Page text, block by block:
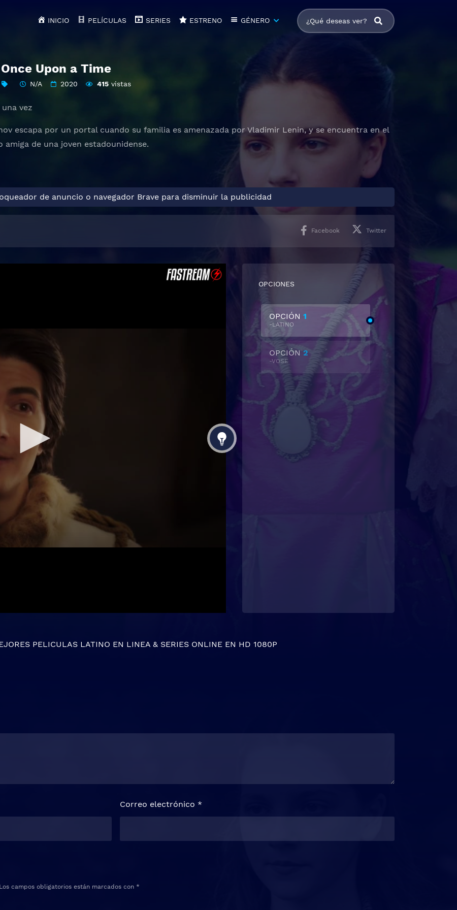
INICIO PELÍCULAS SERIES ESTRENO GÉNERO
Upon a Time
N/A 2020 415vistas
vez
escapa por un portal cuando su familia es amenazada por Vladimir Lenin, y se encuentra en el
amiga de una joven estadounidense.
de anuncio o navegador Brave para disminuir la publicidad
Facebook Twitter
OPCIONES
OPCIÓN 1
-LATINO
OPCIÓN2
-VOSE
PELICULAS LATINO EN LINEA& SERIES ONLINEEN HD 1080P
Los campos obligatorios están marcados con *
Correo electrónico *